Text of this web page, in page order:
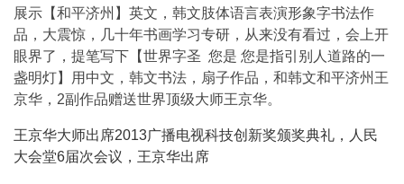
展示【和平济州】英文，韩文肢体语言表演形象字书法作
品，大震惊，几十年书画学习专研，从来没有看过，会上开
眼界了，提笔写下【世界字圣 您是 您是指引别人道路的一
盏明灯】用中文，韩文书法，扇子作品，和韩文和平济州王
京华，2副作品赠送世界顶级大师王京华。
王京华大师出席2013广播电视科技创新奖颁奖典礼，人民
大会堂6届次会议，王京华出席